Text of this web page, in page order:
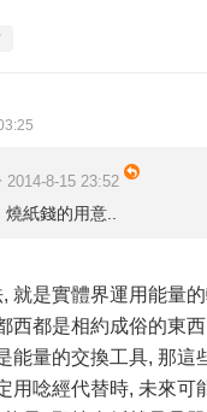
2014-8-15 23:52
紙錢的用意..
就是實體界運用能量
西都是相約成俗的東
能量的交換工具, 那這
用唸經代替時, 未來可